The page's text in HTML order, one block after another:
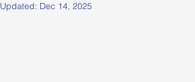
Updated: Dec 14, 2025